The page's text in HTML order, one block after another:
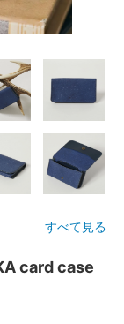
すべて見る
card case